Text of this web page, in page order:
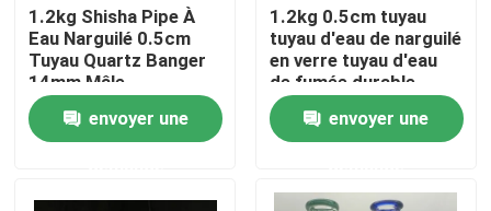
Produits
A propos de nous
1.2kg Shisha Pipe À
Eau Narguilé 0.5cm
Tuyau Quartz Banger
14mm Mâle
envoyer une
1.2kg 0.5cm tuyau
tuyau d'eau de narguilé
en verre tuyau d'eau
de fumée durable
envoyer une